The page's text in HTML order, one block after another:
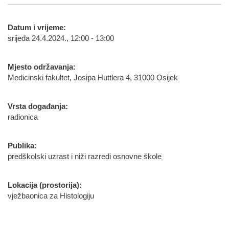
Datum i vrijeme:
srijeda 24.4.2024., 12:00 - 13:00
Mjesto održavanja:
Medicinski fakultet, Josipa Huttlera 4, 31000 Osijek
Vrsta događanja:
radionica
Publika:
predškolski uzrast i niži razredi osnovne škole
Lokacija (prostorija):
vježbaonica za Histologiju